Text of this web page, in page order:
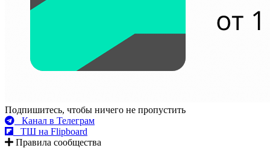
Подпишитесь, чтобы ничего не пропустить
Канал в Телеграм
ТШ на Flipboard
Правила сообщества